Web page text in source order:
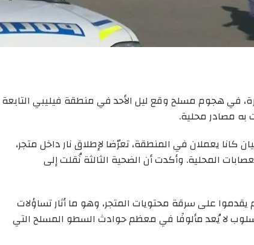
في هجوم مسلح وقع ليل الأحد في منطقة فيليبي التابعة
به مصادر محلية.
كانا يعملان في المنطقة، تعرّضا لإطلاق نار داخل متجر،
المحلية. وأكدت أن الضحية الثالثة نُقلت إلى
على سرقة محتويات المتجر، وهو ما أثار تساؤلات
لا يُعد مألوفًا في معظم حوادث السطو المسلح التي